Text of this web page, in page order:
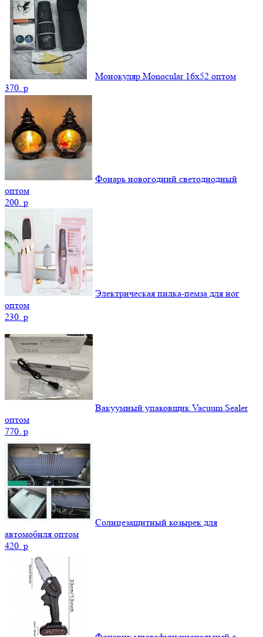
Монокуляр Monocular 16x52 оптом
370. p
Фонарь новогодний светодиодный
оптом
200. p
Электрическая пилка-пемза для ног
оптом
230. p
Вакуумный упаковщик Vacuum Sealer
оптом
770. p
Солнцезащитный козырек для
автомобиля оптом
420. p